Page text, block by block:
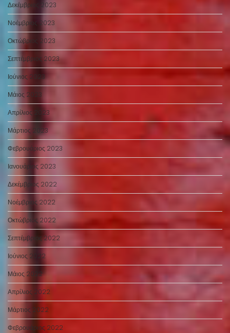
Δεκέμβριος 2023
Νοέμβριος 2023
Οκτώβριος 2023
Σεπτέμβριος 2023
Ιούνιος 2023
Μάιος 2023
Απρίλιος 2023
Μάρτιος 2023
Φεβρουάριος 2023
Ιανουάριος 2023
Δεκέμβριος 2022
Νοέμβριος 2022
Οκτώβριος 2022
Σεπτέμβριος 2022
Ιούνιος 2022
Μάιος 2022
Απρίλιος 2022
Μάρτιος 2022
Φεβρουάριος 2022